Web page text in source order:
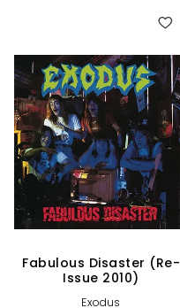
Fabulous Disaster (Re-
Issue 2010)
Exodus